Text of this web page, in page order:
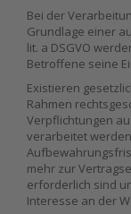
Bei der
Grundlage einer
lit. a DSGVO
Betroffene seine
Existieren
Rahmen
Verpflichtungen
verarbeitet
mehr zur
erforderlich sind
Interesse an der